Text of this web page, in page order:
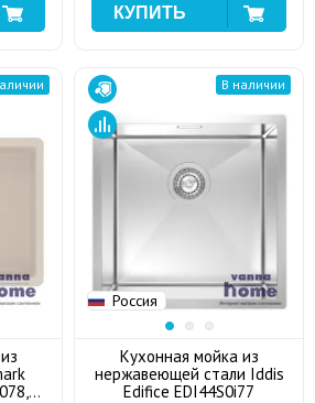
Россия
В наличии
Кухонная мойка из
нержавеющей стали Iddis
Edifice EDI44S0i77